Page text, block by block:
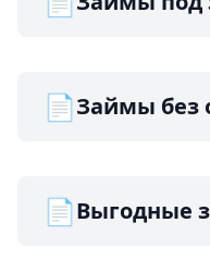
📄Займы без
📄Выгодные